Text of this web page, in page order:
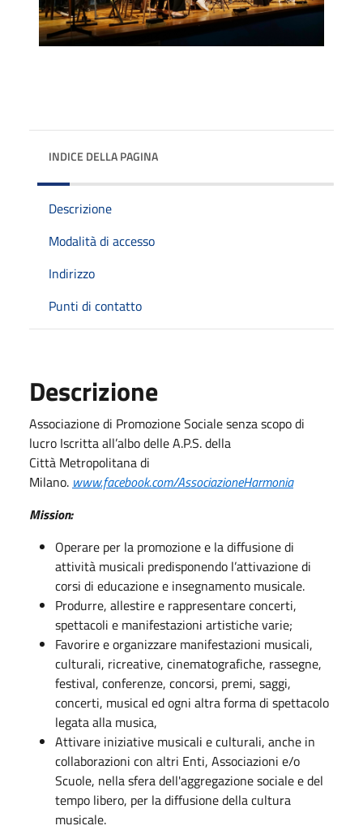
INDICE DELLA PAGINA
Descrizione
Modalità di accesso
Indirizzo
Punti di contatto
Descrizione
Associazione di Promozione Sociale senza scopo di
lucro Iscritta all’albo delle A.P.S. della
Città Metropolitana di
Milano. www.facebook.com/AssociazioneHarmonia
Mission:
Operare per la promozione e la diffusione di
attività musicali predisponendo l’attivazione di
corsi di educazione e insegnamento musicale.
Produrre, allestire e rappresentare concerti,
spettacoli e manifestazioni artistiche varie;
Favorire e organizzare manifestazioni musicali,
culturali, ricreative, cinematografiche, rassegne,
festival, conferenze, concorsi, premi, saggi,
concerti, musical ed ogni altra forma di spettacolo
legata alla musica,
Attivare iniziative musicali e culturali, anche in
collaborazioni con altri Enti, Associazioni e/o
Scuole, nella sfera dell'aggregazione sociale e del
tempo libero, per la diffusione della cultura
musicale.